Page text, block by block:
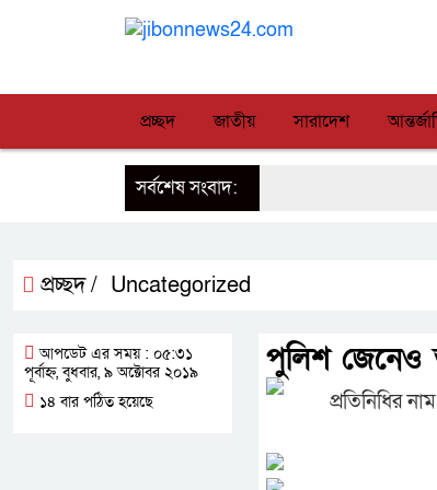
প্রচ্ছদ জাতীয় সারাদেশ
সর্বশেষ সংবাদ:
প্রচ্ছদ / Uncategorized
পুলিশ জেনেও
প্রতিনিধির
আপডেট এর সময় : ০৫:৩১
পূর্বাহ্ন, বুধবার, ৯ অক্টোবর ২০১৯
১৪ বার পঠিত হয়েছে